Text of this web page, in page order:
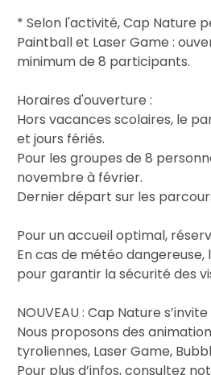
* Selon l'activité, Cap Nature
Paintball et Laser Game :
minimum de 8 participants.
Horaires d'ouverture :
Hors vacances scolaires, le
et jours fériés.
Pour les groupes de 8
novembre à février.
Dernier départ sur les
Pour un accueil optimal,
En cas de météo
pour garantir la sécurité des
NOUVEAU : Cap Nature
Nous proposons des
tyroliennes, Laser Game,
Pour plus d’infos, consultez